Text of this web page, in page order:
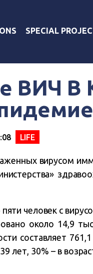
SPECIAL
ВИЧ
LIFE
вирусом
человек с
около 14,9
составляет
лет, 30% – в